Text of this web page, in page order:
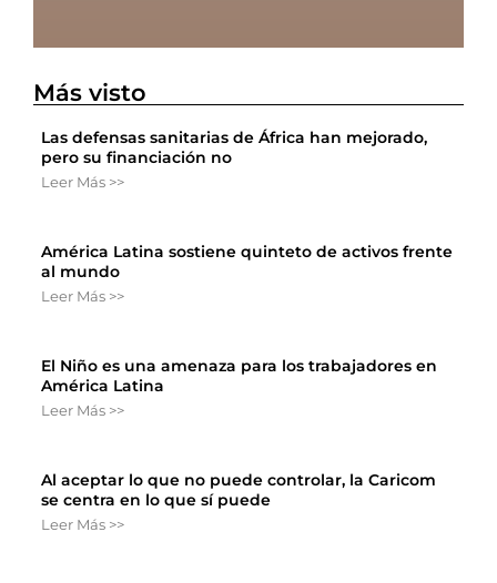
Más visto
Las defensas sanitarias de África han mejorado,
pero su financiación no
Leer Más >>
América Latina sostiene quinteto de activos frente
al mundo
Leer Más >>
El Niño es una amenaza para los trabajadores en
América Latina
Leer Más >>
Al aceptar lo que no puede controlar, la Caricom
se centra en lo que sí puede
Leer Más >>